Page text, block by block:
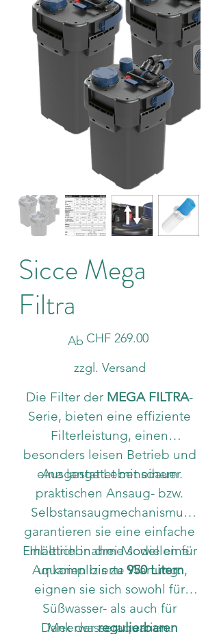
Sicce Mega
Filtra
Ab Preis
CHF 269.00
zzgl. Versand
Die Filter der MEGA FILTRA-
Serie, bieten eine effiziente
Filterleistung, einen
besonders leisen Betrieb und
eine lange Lebensdauer.
Ausgestattet mit einem
praktischen Ansaug- bzw.
Selbstansaugmechanismus
garantieren sie eine einfache
Inbetriebnahme sowie eine
unkomplizierte Wartung.
Erhältlich in drei Modellen für
Aquarien bis zu950 Litern,
eignen sie sich sowohl für
Süßwasser- als auch für
Meerwasseraquarien.
Dank derregulierbaren